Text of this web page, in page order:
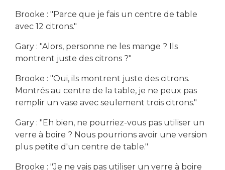
Brooke : "Parce que je fais un centre de table
avec 12 citrons."
Gary : "Alors, personne ne les mange ? Ils
montrent juste des citrons ?"
Brooke : "Oui, ils montrent juste des citrons.
Montrés au centre de la table, je ne peux pas
remplir un vase avec seulement trois citrons."
Gary : "Eh bien, ne pourriez-vous pas utiliser un
verre à boire ? Nous pourrions avoir une version
plus petite d'un centre de table."
Brooke : "Je ne vais pas utiliser un verre à boire